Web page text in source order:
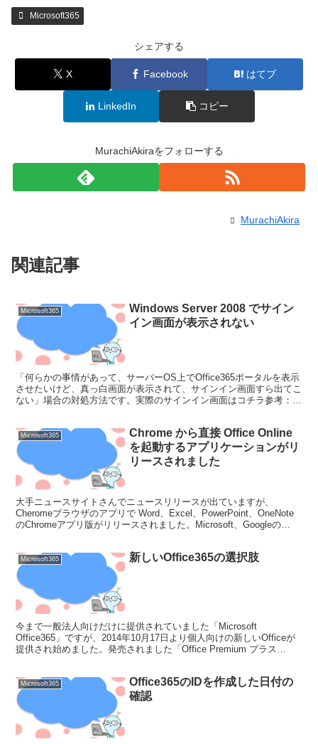
Microsoft365
シェアする
X Facebook はてブ
LinkedIn コピー
MurachiAkiraをフォローする
MurachiAkira
関連記事
Microsoft365
Windows Server 2008 でサイン
イン画面が表示されない
「何らかの事情があって、サーバーOS上でOffice365ポータルを表示
させたいけど、真っ白画面が表示されて、サインイン画面すら出てこ
ない」場合の対処方法です。実際のサインイン画面はコチラ参考：
Microsoft365
Chrome から直接 Office Online
を起動するアプリケーションがリ
リースされました
大手ニュースサイトさんでニュースリリースが出ていますが、
Cheromeブラウザのアプリで Word、Excel、PowerPoint、OneNote
のChromeアプリ版がリリースされました。Microsoft、Googleの
Microsoft365 新しいOffice365の選択肢
今まで一般法人向けだけに提供されていました「Microsoft
Office365」ですが、2014年10月17日より個人向けの新しいOfficeが
提供され始めました。発売されました「Office Premium プラス
Microsoft365
Office365のIDを作成した日付の
確認